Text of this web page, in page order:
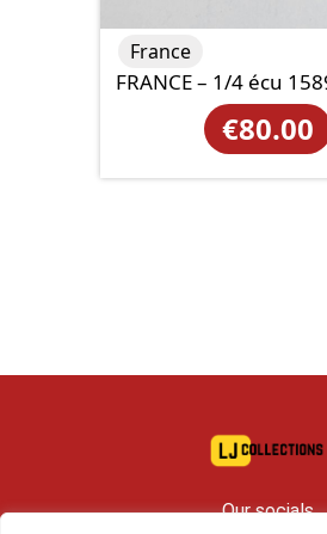
FRANCE – 1/4 écu
€80.00
France
Our socials